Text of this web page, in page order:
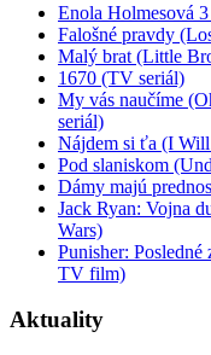
Enola Holmesová
Falošné pravdy
Malý brat (Little
1670 (TV seriál)
My vás naučíme
seriál)
Nájdem si ťa (I
Pod slaniskom
Dámy majú
Jack Ryan: Vojna
Wars)
Punisher:
TV film)
Aktuality